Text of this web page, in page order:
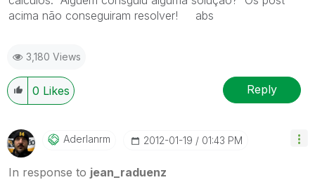
acima não conseguiram resolver! abs
3,180 Views
0 Likes Reply
Aderlanrm ‎2012-01-19 01:43 PM
In response to jean_raduenz